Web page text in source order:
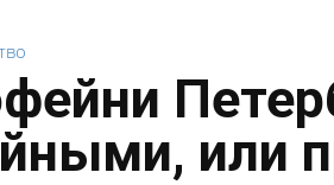
или